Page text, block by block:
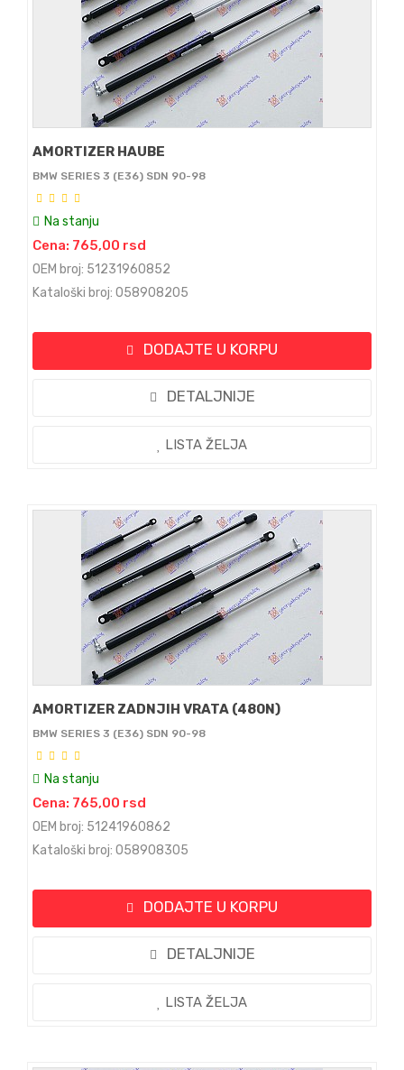
AMORTIZER HAUBE
BMW SERIES 3 (E36) SDN 90-98
Na stanju
Cena: 765,00 rsd
OEM broj: 51231960852
Kataloški broj: 058908205
DODAJTE U KORPU
DETALJNIJE
LISTA ŽELJA
AMORTIZER ZADNJIH VRATA (480N)
BMW SERIES 3 (E36) SDN 90-98
Na stanju
Cena: 765,00 rsd
OEM broj: 51241960862
Kataloški broj: 058908305
DODAJTE U KORPU
DETALJNIJE
LISTA ŽELJA